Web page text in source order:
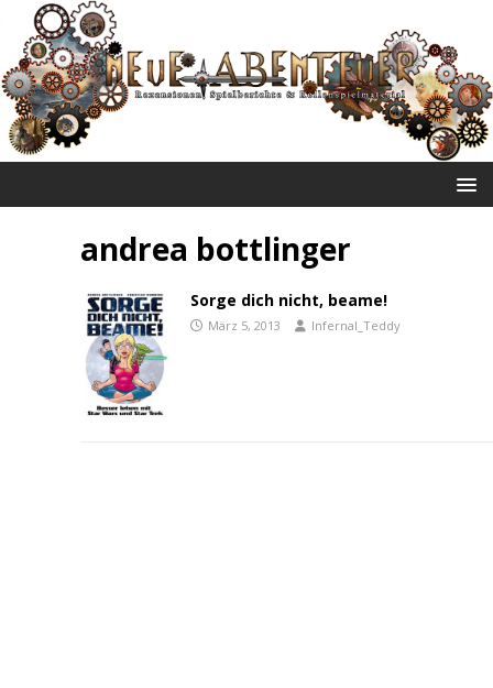
andrea bottlinger
Sorge dich nicht, beame!
März 5, 2013 Infernal_Teddy